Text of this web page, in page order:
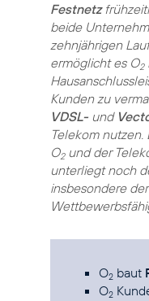
Festnetz
beide
zehnjährigen
ermöglicht es O2
Kunden zu
VDSL- und
Telekom
O2und der
unterliegt noch
insbesondere
O2 baut
O2